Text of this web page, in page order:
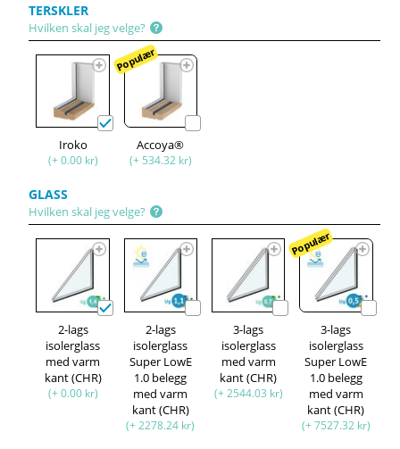
TERSKLER
Hvilken skal jeg velge?
Iroko
(+ 0.00 kr)
Populær
Accoya®
(+ 534.32 kr)
GLASS
Hvilken skal jeg velge?
2-lags
isolerglass
med varm
kant (CHR)
(+ 0.00 kr)
2-lags
isolerglass
Super LowE
1.0 belegg
med varm
kant (CHR)
(+ 2278.24 kr)
3-lags
isolerglass
med varm
kant (CHR)
(+ 2544.03 kr)
Populær
3-lags
isolerglass
Super LowE
1.0 belegg
med varm
kant (CHR)
(+ 7527.32 kr)